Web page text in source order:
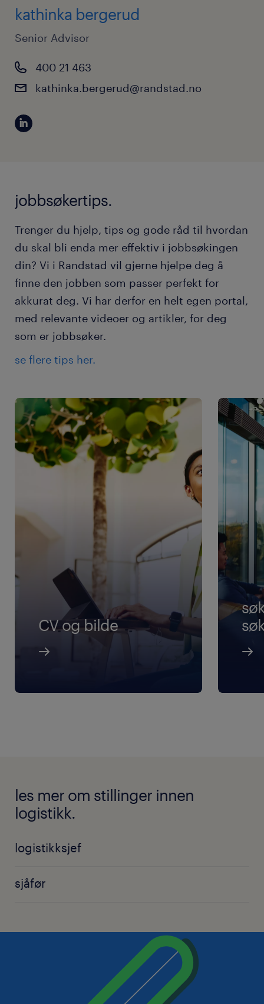
kathinka bergerud
Senior Advisor
400 21 463
kathinka.bergerud@randstad.no
jobbsøkertips.
Trenger du hjelp, tips og gode råd til hvordan
du skal bli enda mer effektiv i jobbsøkingen
din? Vi i Randstad vil gjerne hjelpe deg å
finne den jobben som passer perfekt for
akkurat deg. Vi har derfor en helt egen portal,
med relevante videoer og artikler, for deg
som er jobbsøker.
se flere tips her.
CV og bilde
les mer om stillinger innen
logistikk.
logistikksjef
sjåfør